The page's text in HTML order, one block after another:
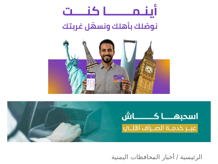
الرئيسية / أخبار المحافظات اليمنية